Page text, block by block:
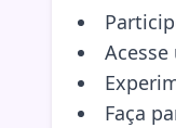
Faça